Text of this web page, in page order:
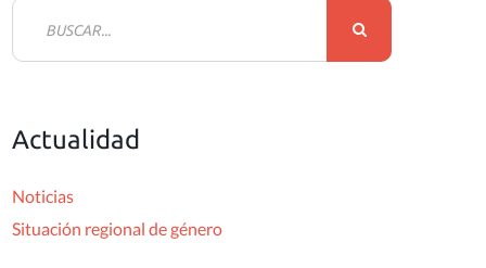
B
a
:
Actualidad
Noticias
Situación regional de género